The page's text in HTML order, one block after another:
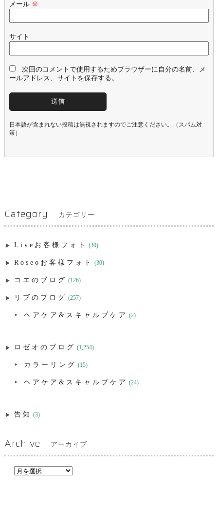
メール ※
サイト
次回のコメントで使用するためブラウザーに自分の名前、メ
ールアドレス、サイトを保存する。
日本語が含まれない投稿は無視されますのでご注意ください。（スパム対
策）
Category カテゴリー
Liveお客様フォト (30)
Roseoお客様フォト (30)
コエのブログ (126)
リブのブログ (257)
ヘアケア&スキャルプケア (2)
ロゼオのブログ (1,254)
カラーリング (15)
ヘアケア&スキャルプケア (24)
告知 (3)
Archive アーカイブ